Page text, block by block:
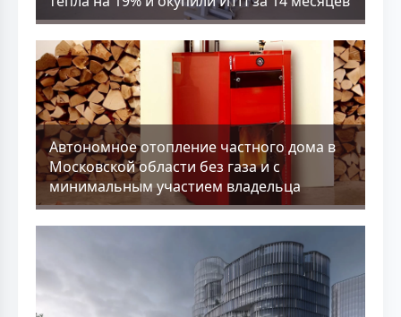
Aвтономное отопление частного дома в
Московской области без газа и с
минимальным участием владельца